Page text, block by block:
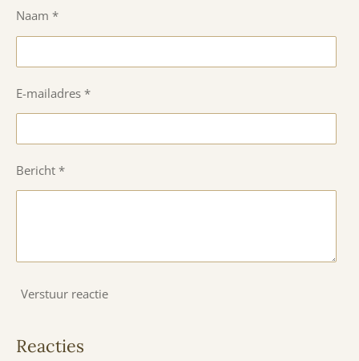
Naam *
E-mailadres *
Bericht *
Verstuur reactie
Reacties